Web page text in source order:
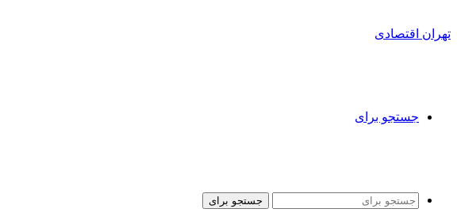
تهران اقتصادی
جستجو برای
جستجو برای